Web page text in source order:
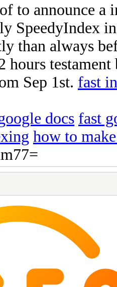
to announce
SpeedyIndex
than always
testament
Sep 1st. fast
docs fast
how to